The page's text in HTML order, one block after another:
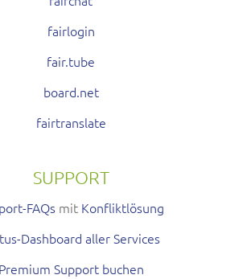
fairlogin
fair.tube
board.net
fairtranslate
SUPPORT
FAQs mit Konfliktlösung
Dashboard aller Services
Premium Support buchen